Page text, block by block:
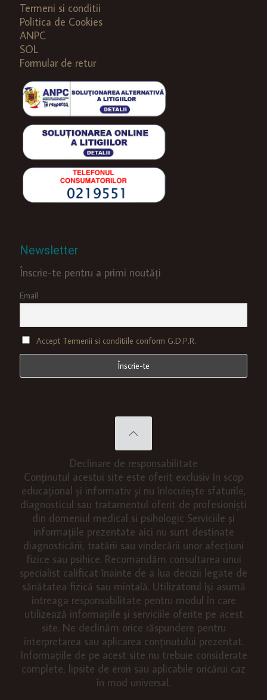
Termeni si conditii
Politica de Cookies
ANPC
SOL
Formular de retur
Newsletter
Înscrie-te pentru a primi noutăți
Email
Accept Termenii si conditiile conform G.D.P.R.
Declinare de responsabilitate
Conținutul acestui site este oferit exclusiv în scop
educațional și informativ și nu înlocuiește sfaturile,
diagnosticul sau tratamentul oferit de profesioniști
din domeniul medical si psihologic Serviciile și
informațiile prezentate aici nu sunt destinate
diagnosticării, tratării sau vindecării unor afecțiuni
fizice sau psihice. Recomandăm consultarea unui
specialist calificat înainte de a lua decizii legate de
sănătatea fizică sau mintală. Utilizatorul își asumă
întreaga responsabilitate pentru modul în care
utilizează informațiile și serviciile oferite pe acest
site. Ne declinăm orice răspundere pentru
interpretarea sau aplicarea conținutului prezentat.
Informațiile de pe acest site nu trebuie considerate
complete, lipsite de erori sau aplicabile oricărui caz
în mod universal.